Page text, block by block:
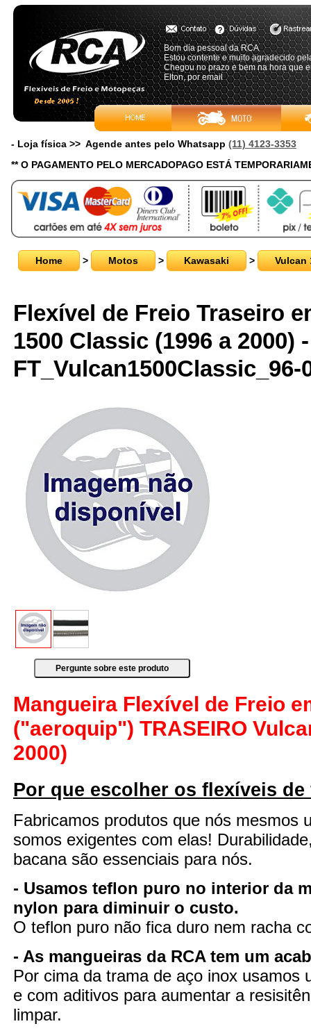
Bom dia pessoal da RCA
Estou contente e muito agradecido
Chegou no prazo e bem na hora que
Elton, por email
- Loja física >> Agende antes pelo Whatsapp (11) 4123-3353
** O PAGAMENTO PELO MERCADOPAGO ESTÁ
Home > Motos > Kawasaki > Vulcan
Flexível de Freio Traseiro
1500 Classic (1996 a 2000)
FT_Vulcan1500Classic_96-
Mangueira Flexível de Freio
("aeroquip") TRASEIRO
2000)
Por que escolher os flexíveis de
Fabricamos produtos que nós mesmos
somos exigentes com elas!
bacana são essenciais para nós.
- Usamos teflon puro no interior da
nylon para diminuir o custo.
O teflon puro não fica duro nem racha
- As mangueiras da RCA tem um
Por cima da trama de aço inox usamos
e com aditivos para aumentar a
limpar.